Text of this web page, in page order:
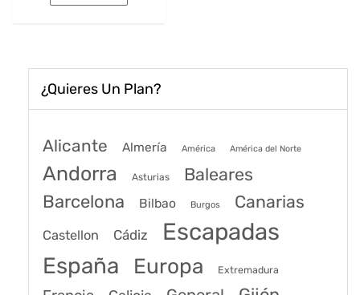
¿Quieres Un Plan?
Alicante Almería América América del Norte
Andorra Asturias Baleares
Barcelona Bilbao Burgos Canarias
Castellon Cádiz Escapadas
España Europa Extremadura